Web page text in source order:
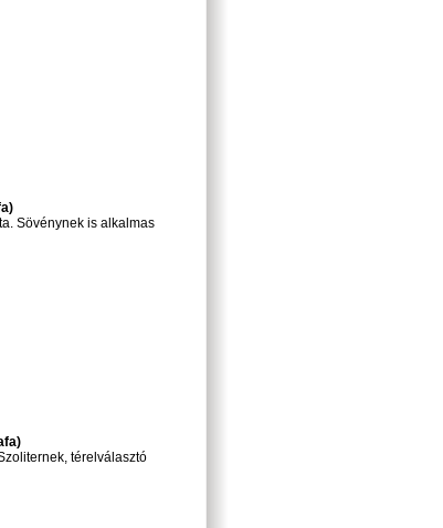
Sövénynek is alkalmas
térelválasztó